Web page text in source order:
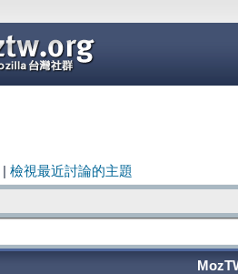
檢視最近討論的主題